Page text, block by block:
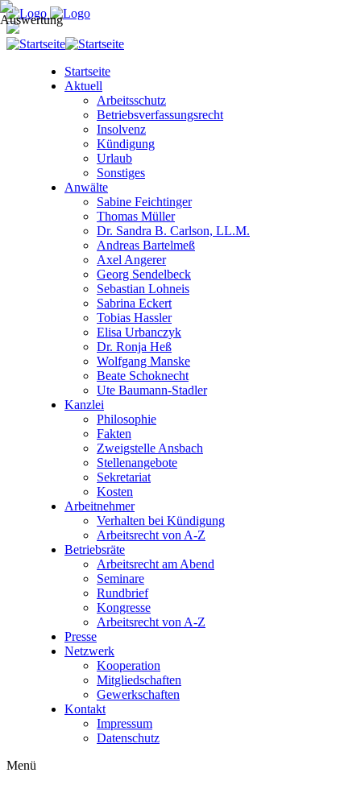
Startseite
Aktuell
Arbeitsschutz
Betriebsverfassungsrecht
Insolvenz
Kündigung
Urlaub
Sonstiges
Anwälte
Sabine Feichtinger
Thomas Müller
Dr. Sandra B. Carlson, LL.M.
Andreas Bartelmeß
Axel Angerer
Georg Sendelbeck
Sebastian Lohneis
Sabrina Eckert
Tobias Hassler
Elisa Urbanczyk
Dr. Ronja Heß
Wolfgang Manske
Beate Schoknecht
Ute Baumann-Stadler
Kanzlei
Philosophie
Fakten
Zweigstelle Ansbach
Stellenangebote
Sekretariat
Kosten
Arbeitnehmer
Verhalten bei Kündigung
Arbeitsrecht von A-Z
Betriebsräte
Arbeitsrecht am Abend
Seminare
Rundbrief
Kongresse
Arbeitsrecht von A-Z
Presse
Netzwerk
Kooperation
Mitgliedschaften
Gewerkschaften
Kontakt
Impressum
Datenschutz
Menü